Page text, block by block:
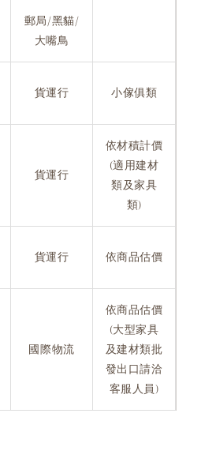
郵局/黑貓/
大嘴鳥
貨運行 小傢俱類
貨運行
依材積計價
(適用建材
類及家具
類)
貨運行 依商品估價
國際物流
依商品估價
(大型家具
及建材類批
發出口請洽
客服人員)